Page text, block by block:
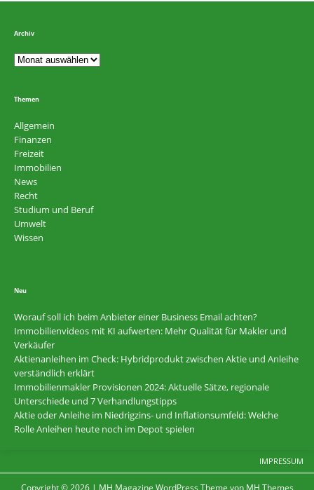
Archiv
Themen
Allgemein
Finanzen
Freizeit
Immobilien
News
Recht
Studium und Beruf
Umwelt
Wissen
Neu
Worauf soll ich beim Anbieter einer Business Email achten?
Immobilienvideos mit KI aufwerten: Mehr Qualität für Makler und
Verkäufer
Aktienanleihen im Check: Hybridprodukt zwischen Aktie und Anleihe
verständlich erklärt
Immobilienmakler Provisionen 2024: Aktuelle Sätze, regionale
Unterschiede und 7 Verhandlungstipps
Aktie oder Anleihe im Niedrigzins- und Inflationsumfeld: Welche
Rolle Anleihen heute noch im Depot spielen
IMPRESSUM